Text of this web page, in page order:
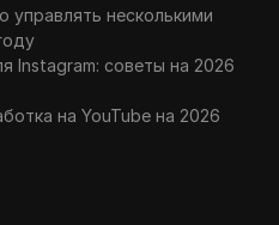
управлять несколькими
Instagram: советы на 2026
на YouTube на 2026